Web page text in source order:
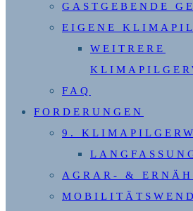
GASTGEBENDE
EIGENE
WEITRERE
FAQ
FORDERUNGEN
9.
AGRAR- &